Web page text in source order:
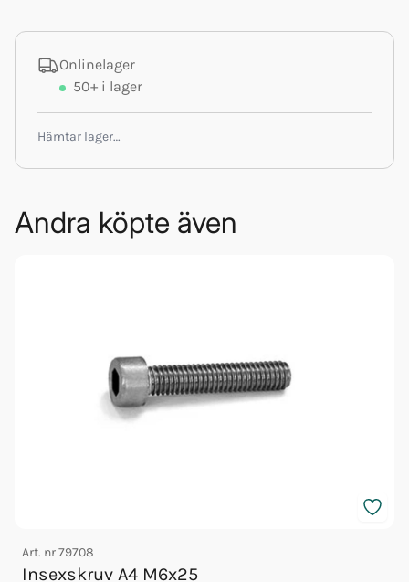
Onlinelager
50+ i lager
Hämtar lager…
Andra köpte även
Art. nr79708
Insexskruv A4 M6x25